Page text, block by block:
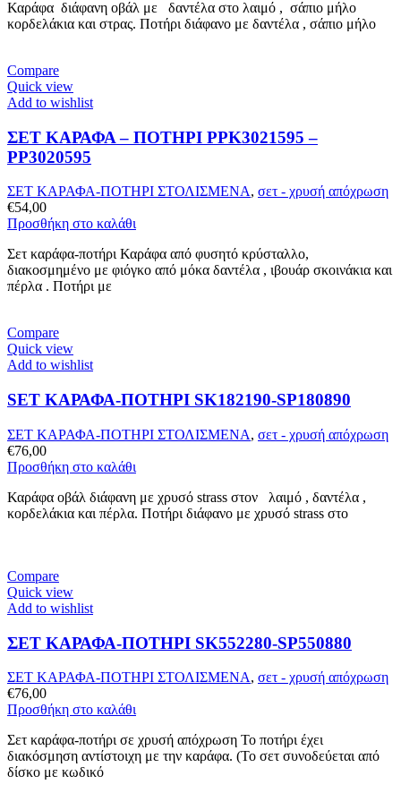
Καράφα διάφανη οβάλ με δαντέλα στο λαιμό , σάπιο μήλο
κορδελάκια και στρας. Ποτήρι διάφανο με δαντέλα , σάπιο μήλο
Compare
Quick view
Add to wishlist
ΣΕΤ ΚΑΡΑΦΑ – ΠΟΤHΡΙ PPK3021595 –
PP3020595
ΣΕΤ ΚΑΡΑΦΑ-ΠΟΤΗΡΙ ΣΤΟΛΙΣΜΕΝΑ, σετ - χρυσή απόχρωση
€54,00
Προσθήκη στο καλάθι
Σετ καράφα-ποτήρι Καράφα από φυσητό κρύσταλλο,
διακοσμημένο με φιόγκο από μόκα δαντέλα , ιβουάρ σκοινάκια και
πέρλα . Ποτήρι με
Compare
Quick view
Add to wishlist
SET ΚΑΡΑΦΑ-ΠΟΤΗΡΙ SK182190-SP180890
ΣΕΤ ΚΑΡΑΦΑ-ΠΟΤΗΡΙ ΣΤΟΛΙΣΜΕΝΑ, σετ - χρυσή απόχρωση
€76,00
Προσθήκη στο καλάθι
Καράφα οβάλ διάφανη με χρυσό strass στον λαιμό , δαντέλα ,
κορδελάκια και πέρλα. Ποτήρι διάφανο με χρυσό strass στο
Compare
Quick view
Add to wishlist
ΣΕΤ ΚΑΡΑΦΑ-ΠΟΤΗΡΙ SK552280-SP550880
ΣΕΤ ΚΑΡΑΦΑ-ΠΟΤΗΡΙ ΣΤΟΛΙΣΜΕΝΑ, σετ - χρυσή απόχρωση
€76,00
Προσθήκη στο καλάθι
Σετ καράφα-ποτήρι σε χρυσή απόχρωση Το ποτήρι έχει
διακόσμηση αντίστοιχη με την καράφα. (Το σετ συνοδεύεται από
δίσκο με κωδικό